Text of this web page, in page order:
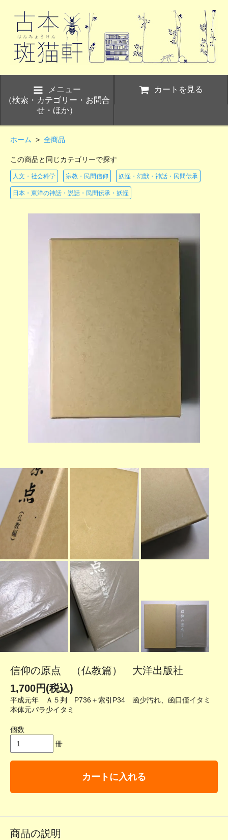
メニュー
（検索・カテゴリー・お問合
せ・ほか）
カートを見る
ホーム > 全商品
この商品と同じカテゴリーで探す
人文・社会科学 宗教・民間信仰 妖怪・幻獣・神話・民間伝承
日本・東洋の神話・説話・民間伝承・妖怪
信仰の原点 （仏教篇） 大洋出版社
1,700円(税込)
平成元年 Ａ５判 P736＋索引P34 函少汚れ、函口僅イタミ
本体元パラ少イタミ
個数
冊
カートに入れる
商品の説明